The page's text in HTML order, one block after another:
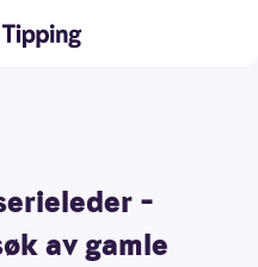
–
av gamle